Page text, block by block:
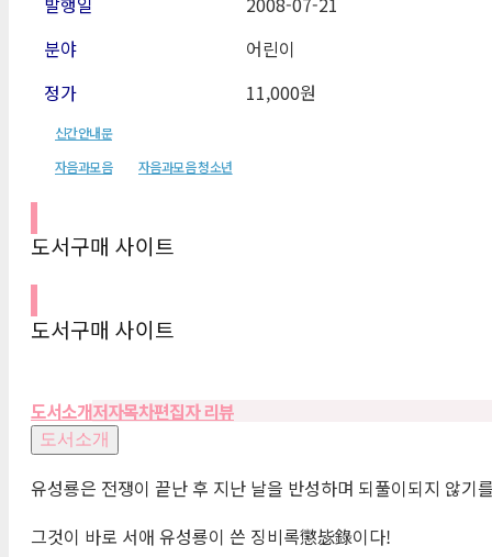
분야
어린이
정가
11,000원
신간안내문
자음과모음
자음과모음 청소년
도서구매 사이트
도서구매 사이트
도서소개저자목차편집자 리뷰
도서소개
유성룡은 전쟁이 끝난 후 지난 날을 반성하며 되풀이되지 않기
그것이 바로 서애 유성룡이 쓴 징비록懲毖錄이다!